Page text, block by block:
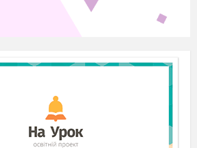
українських мовознавцiв.
спростуйте думку: «Я